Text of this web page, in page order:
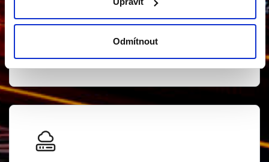
Odmítnout
Zajistěte provozní kontinuitu své organizace
pomocí virtuálních datacenter navržených
pro odolnost proti výpadkům a útokům.